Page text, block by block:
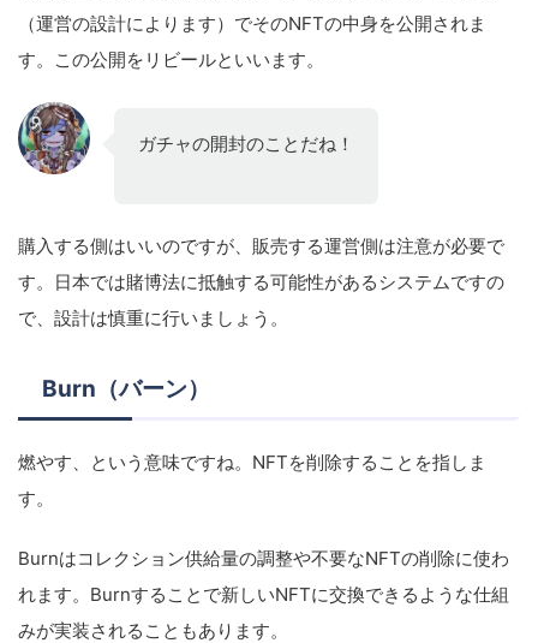
（運営の設計によります）でそのNFTの中身を公開されま
す。この公開をリビールといいます。
ガチャの開封のことだね！
購入する側はいいのですが、販売する運営側は注意が必要で
す。日本では賭博法に抵触する可能性があるシステムですの
で、設計は慎重に行いましょう。
Burn（バーン）
燃やす、という意味ですね。NFTを削除することを指しま
す。
Burnはコレクション供給量の調整や不要なNFTの削除に使わ
れます。Burnすることで新しいNFTに交換できるような仕組
みが実装されることもあります。